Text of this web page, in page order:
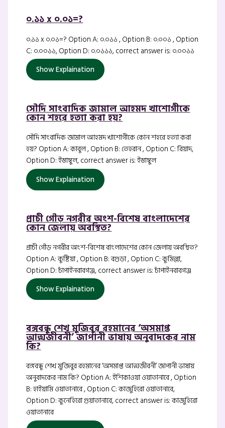
০.১১ x ০.০১=?
০.১১ x ০.০১=? Option A: ০.০১১ , Option B: ০.০০১ , Option
C: ০.০০১১, Option D: ০.০১১১, correct answer is: ০.০০১১
Show Explaination
সৌদি সাংবাদিক জামাল আহমদ খাশোগীকে
কোন শহরে হত্যা করা হয়?
সৌদি সাংবাদিক জামাল আহমদ খাশোগীকে কোন শহরে হত্যা করা
হয়? Option A: কাবুল , Option B: তেহরান , Option C: রিয়াদ,
Option D: ইস্তাম্বুল, correct answer is: ইস্তাম্বুল
Show Explaination
প্রাচী গৌড় নগরীর অংশ-বিশেষ বাংলাদেশের
কোন জেলায় অবস্থিত?
প্রাচী গৌড় নগরীর অংশ-বিশেষ বাংলাদেশের কোন জেলায় অবস্থিত?
Option A: কুষ্টিয়া , Option B: বগুড়া , Option C: কুমিল্লা,
Option D: চাঁপাইনবাবগঞ্জ, correct answer is: চাঁপাইনবাবগঞ্জ
Show Explaination
বঙ্গবন্ধু শেখ মুজিবুর রহমানের ‘অসমাপ্ত
আত্মজীবনী’ জাপানী ভাষায় অনুবাদকের নাম
কি?
বঙ্গবন্ধু শেখ মুজিবুর রহমানের ‘অসমাপ্ত আত্মজীবনী’ জাপানী ভাষায়
অনুবাদকের নাম কি? Option A: ইশিকাওয়া ওয়াতানাবে , Option
B: হাইয়ামি ওয়াতানাবে , Option C: কাজুহিরো ওয়াতানাবে,
Option D: কুনেহিরো গুয়াতানাবে, correct answer is: কাজুহিরো
ওয়াতানাবে